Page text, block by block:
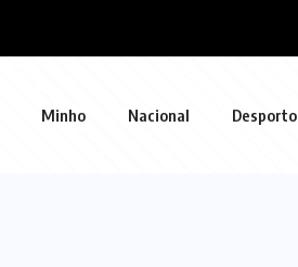
Minho Nacional Desporto